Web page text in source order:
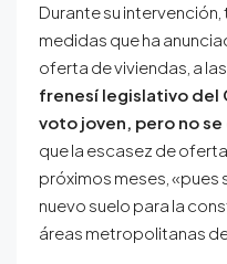
Durante su
medidas que ha
oferta de viviendas, a
frenesí legislativo del
voto joven, pero no se
que la escasez de
próximos meses,
nuevo suelo para la
áreas metropolitanas